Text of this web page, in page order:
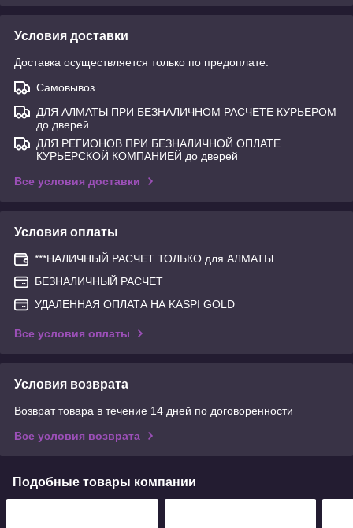
Условия доставки
Доставка осуществляется только по предоплате.
Самовывоз
ДЛЯ АЛМАТЫ ПРИ БЕЗНАЛИЧНОМ РАСЧЕТЕ КУРЬЕРОМ
до дверей
ДЛЯ РЕГИОНОВ ПРИ БЕЗНАЛИЧНОЙ ОПЛАТЕ
КУРЬЕРСКОЙ КОМПАНИЕЙ до дверей
Все условия доставки
Условия оплаты
***НАЛИЧНЫЙ РАСЧЕТ ТОЛЬКО для АЛМАТЫ
БЕЗНАЛИЧНЫЙ РАСЧЕТ
УДАЛЕННАЯ ОПЛАТА НА KASPI GOLD
Все условия оплаты
Условия возврата
Возврат товара в течение 14 дней по договоренности
Все условия возврата
Подобные товары компании